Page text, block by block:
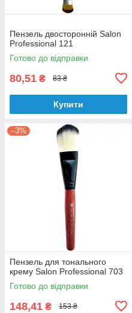
Пензель двосторонній Salon
Professional 121
Готово до відправки
80,51 ₴ 83 ₴
Купити
–3%
Пензель для тонального
крему Salon Professional 703
Готово до відправки
148,41 ₴ 153 ₴